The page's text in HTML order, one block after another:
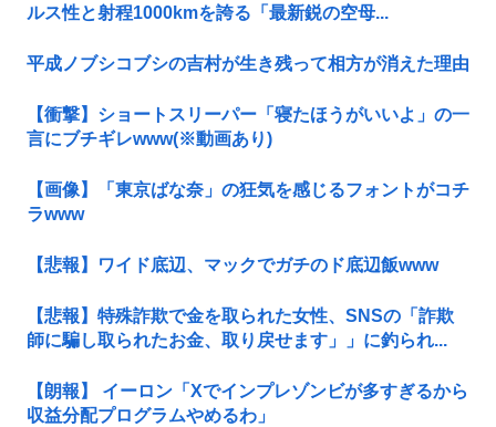
ルス性と射程1000kmを誇る「最新鋭の空母...
平成ノブシコブシの吉村が生き残って相方が消えた理由
【衝撃】ショートスリーパー「寝たほうがいいよ」の一
言にブチギレwww(※動画あり)
【画像】「東京ばな奈」の狂気を感じるフォントがコチ
ラwww
【悲報】ワイド底辺、マックでガチのド底辺飯www
【悲報】特殊詐欺で金を取られた女性、SNSの「詐欺
師に騙し取られたお金、取り戻せます」」に釣られ...
【朗報】 イーロン「Xでインプレゾンビが多すぎるから
収益分配プログラムやめるわ」